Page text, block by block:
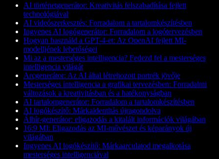
AI történetgenerátor: Kreativitás felszabadítása fejlett
technológiával
AI videószerkesztés: Forradalom a tartalomkészítésben
Ingyenes AI logógenerátor: Forradalom a logótervezésben
Hogyan használd a GPT-4-et: Az OpenAI fejlett MI-
modelljének lehetőségei
Mi az a mesterséges intelligencia? Fedezd fel a mesterséges
intelligencia világát
Arcgenerátor: Az AI által létrehozott portrék jövője
Mesterséges intelligencia a grafikai tervezésben: Forradalmi
változások a kreativitásban és a hatékonyságban
AI tartalomgenerátor: Forradalom a tartalomkészítésben
AI logókészítő: Márkaidentitás újragondolva
Álhír-generátor: eligazodás a kitalált információk világában
16:9 MI: Eligazodás az MI-művészet és képarányok új
világában
Ingyenes AI logókészítő: Márkaarculatod megalkotása
mesterséges intelligenciával